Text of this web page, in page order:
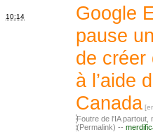
10:14
Google
pause
de créer
à l’aide
Canada
Foutre de l'IA partout,
(Permalink) --